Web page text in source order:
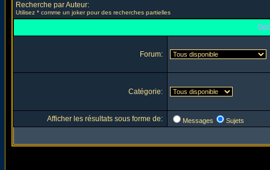
Recherche par Auteur:
Utilisez * comme un joker pour des recherches partielles
Forum:
Catégorie:
Afficher les résultats sous forme de: Messages Sujets